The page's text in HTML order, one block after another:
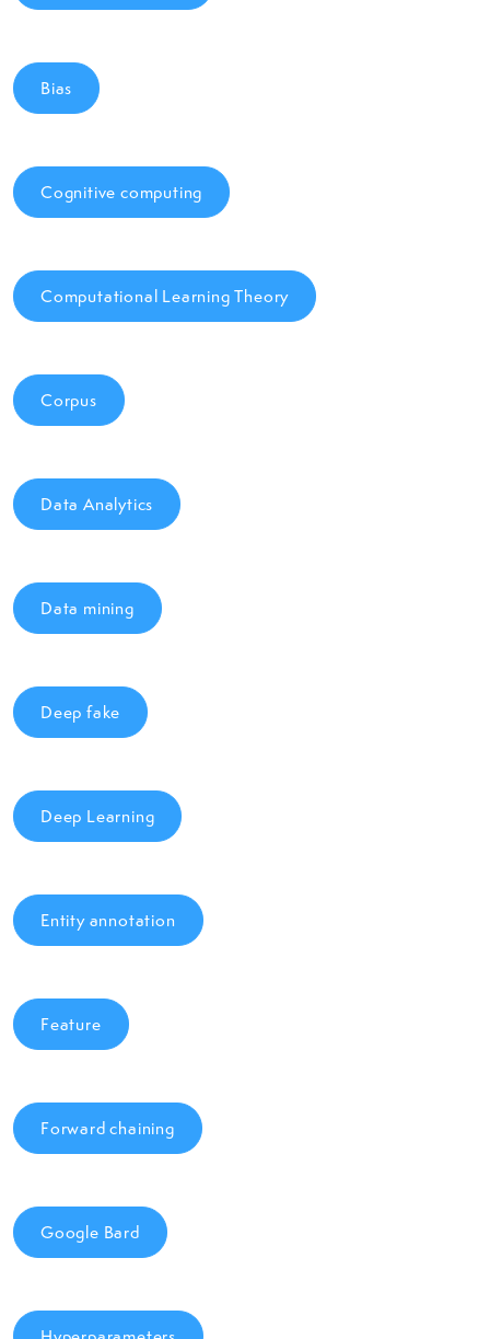
Bias
Cognitive computing
Computational Learning Theory
Corpus
Data Analytics
Data mining
Deep fake
Deep Learning
Entity annotation
Feature
Forward chaining
Google Bard